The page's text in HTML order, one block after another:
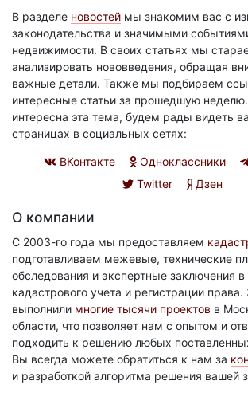
В разделе новостей мы знакомим вас с
законодательства и значимыми
недвижимости. В своих статьях мы
анализировать нововведения, обращая
важные детали. Также мы подбираем
интересные статьи за прошедшую
интересна эта тема, будем рады видеть
страницах в социальных сетях:
ВКонтакте Одноклассники
Twitter
Дзен
О компании
С 2003-го года мы предоставляем
подготавливаем межевые, технические
обследования и экспертные заключения в
кадастрового учета и регистрации
выполнили многие тысячи проектов в
области, что позволяет нам с опытом и
подходить к решению любых
Вы всегда можете обратиться к нам за
и разработкой алгоритма решения вашей